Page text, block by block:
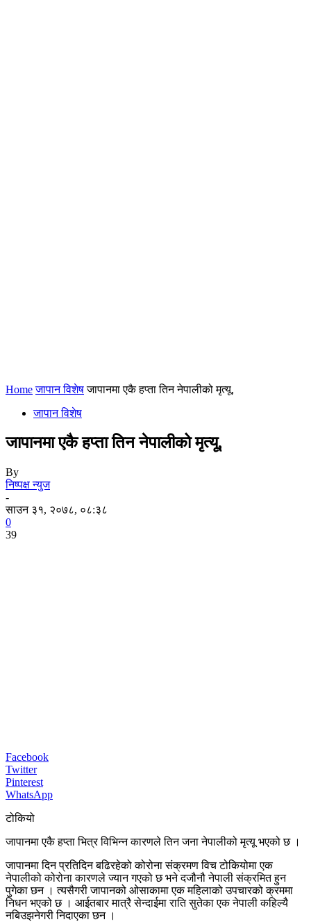
Home जापान विशेष जापानमा एकै हप्ता तिन नेपालीको मृत्यू,
जापान विशेष
जापानमा एकै हप्ता तिन नेपालीको मृत्यू,
By
निष्पक्ष न्युज
-
साउन ३१, २०७८, ०८:३८
0
39
Facebook
Twitter
Pinterest
WhatsApp
टोकियो
जापानमा एकै हप्ता भित्र विभिन्न कारणले तिन जना नेपालीको मृत्यू भएको छ ।
जापानमा दिन प्रतिदिन बढिरहेको कोरोना संक्रमण विच टोकियोमा एक
नेपालीको कोरोना कारणले ज्यान गएको छ भने दजौनौ नेपाली संक्रमित हुन
पुगेका छन । त्यसैगरी जापानको ओसाकामा एक महिलाको उपचारको क्रममा
निधन भएको छ । आईतबार मात्रै सेन्दाईमा राति सुतेका एक नेपाली कहिल्यै
नबिउझनेगरी निदाएका छन ।